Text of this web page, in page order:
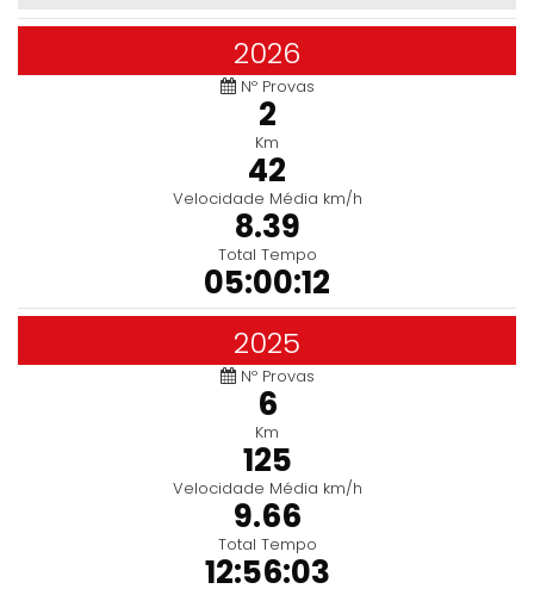
2026
Nº Provas
2
Km
42
Velocidade Média km/h
8.39
Total Tempo
05:00:12
2025
Nº Provas
6
Km
125
Velocidade Média km/h
9.66
Total Tempo
12:56:03